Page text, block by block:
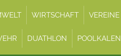
WIRTSCHAFT VEREINE
DUATHLON